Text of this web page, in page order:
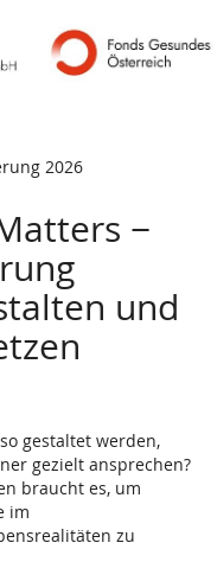
2026
−
und
gestaltet werden,
gezielt ansprechen?
braucht es, um
im
zu